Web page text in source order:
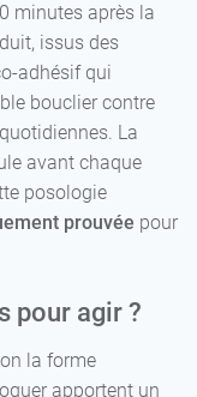
minutes après la
issus des
adhésif qui
bouclier contre
La
avant chaque
posologie
prouvée pour
pour agir ?
la forme
apportent un